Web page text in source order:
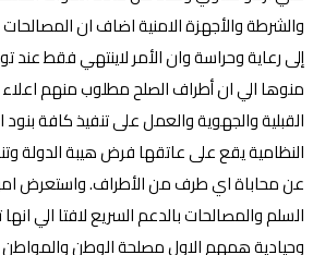
والشرطة والأجهزة الامنية اضاف ان
إلى رعاية وحراسة وان الأمر لاينتهي فقط عند
منوها الي ان أطراف الصلح مطلوب منهم اعلاء
القبلية والجهوية والعمل على تنفيذ كافة
النظامية يقع على عاتقها فرض هيبة الدولة
عن محاباة اي طرف من الأطراف. واستعرض
السلم والمصالحات بالدعم السريع لافتا الي
وحيادية همهم الاول مصلحة الوطن